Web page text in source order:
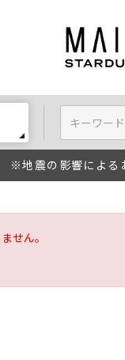
※地震の影響による
せん。